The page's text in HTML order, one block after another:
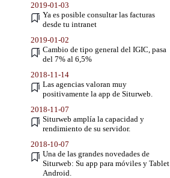
2019-01-03
Ya es posible consultar las facturas
desde tu intranet
2019-01-02
Cambio de tipo general del IGIC, pasa
del 7% al 6,5%
2018-11-14
Las agencias valoran muy
positivamente la app de Siturweb.
2018-11-07
Siturweb amplía la capacidad y
rendimiento de su servidor.
2018-10-07
Una de las grandes novedades de
Siturweb: Su app para móviles y Tablet
Android.